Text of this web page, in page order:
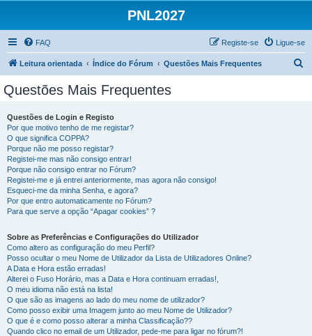
PNL2027
FAQ Ligue-se
Registe-se
Leitura orientada Índice do Fórum Questões Mais Frequentes
Questões Mais Frequentes
Questões de Login e Registo
Por que motivo tenho de me registar?
O que significa COPPA?
Porque não me posso registar?
Registei-me mas não consigo entrar!
Porque não consigo entrar no Fórum?
Registei-me e já entrei anteriormente, mas agora não consigo!
Esqueci-me da minha Senha, e agora?
Por que entro automaticamente no Fórum?
Para que serve a opção “Apagar cookies” ?
Sobre as Preferências e Configurações do Utilizador
Como altero as configuração do meu Perfil?
Posso ocultar o meu Nome de Utilizador da Lista de Utilizadores Online?
A Data e Hora estão erradas!
Alterei o Fuso Horário, mas a Data e Hora continuam erradas!,
O meu idioma não está na lista!
O que são as imagens ao lado do meu nome de utilizador?
Como posso exibir uma Imagem junto ao meu Nome de Utilizador?
O que é e como posso alterar a minha Classificação??
Quando clico no email de um Utilizador, pede-me para ligar no fórum?!